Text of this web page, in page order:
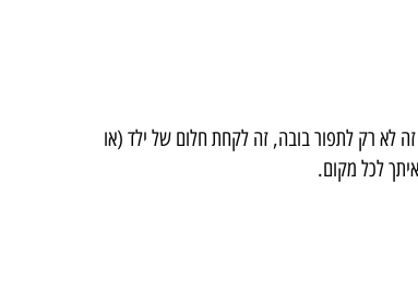
לא רק לתפור בובה, זה לקחת חלום של ילד (או
לכל מקום.